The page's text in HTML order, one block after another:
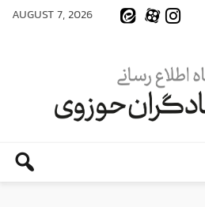
AUGUST 7, 2026